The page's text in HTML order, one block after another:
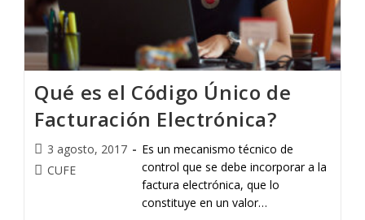
Qué es el Código Único de
Facturación Electrónica?
3 agosto, 2017
CUFE
Es un mecanismo técnico de
control que se debe incorporar a la
factura electrónica, que lo
constituye en un valor…